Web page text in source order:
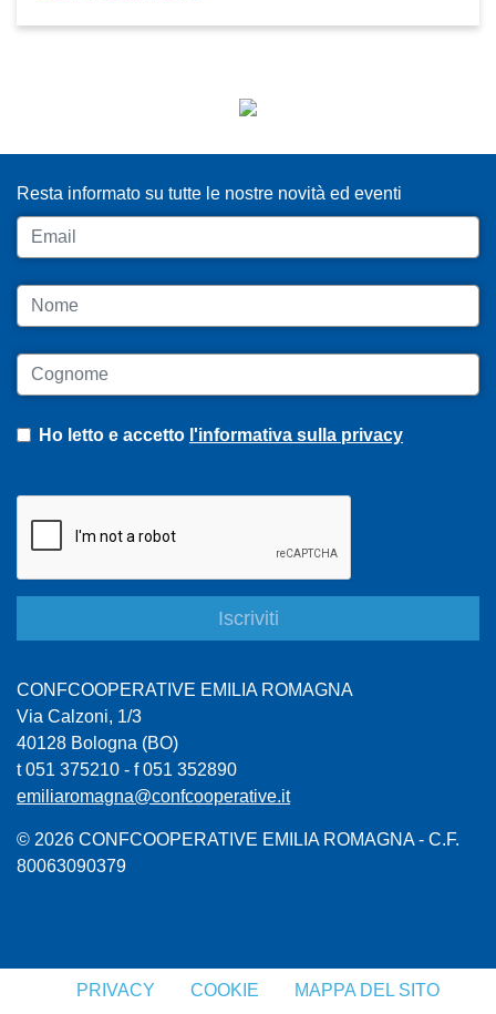
Resta informato su tutte le nostre novità ed eventi
Email
Nome
Cognome
Ho letto e accetto l'informativa sulla privacy
CONFCOOPERATIVE EMILIA ROMAGNA
Via Calzoni, 1/3
40128 Bologna (BO)
t 051 375210 - f 051 352890
emiliaromagna@confcooperative.it
© 2026 CONFCOOPERATIVE EMILIA ROMAGNA - C.F.
80063090379
PRIVACY COOKIE MAPPA DEL SITO